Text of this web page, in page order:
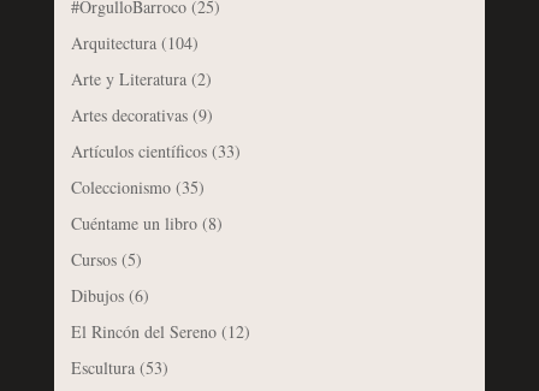
#OrgulloBarroco(25)
Arquitectura(104)
Arte y Literatura(2)
Artes decorativas(9)
Artículos científicos(33)
Coleccionismo(35)
Cuéntame un libro(8)
Cursos(5)
Dibujos(6)
El Rincón del Sereno(12)
Escultura(53)